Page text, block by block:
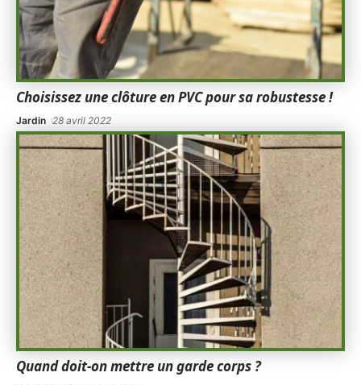
Choisissez une clôture en PVC pour sa robustesse !
Jardin 28 avril 2022
Quand doit-on mettre un garde corps ?